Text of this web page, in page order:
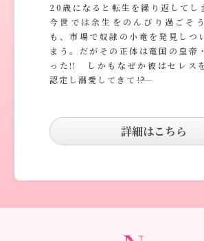
20歳になると転生を繰り返してし
今世では余生をのんびり過ごそ
も、市場で奴隷の小竜を発見しつ
まう。だがその正体は竜国の皇帝
った!! しかもなぜか彼はセレス
認定し溺愛してきて――!?
詳細はこちら